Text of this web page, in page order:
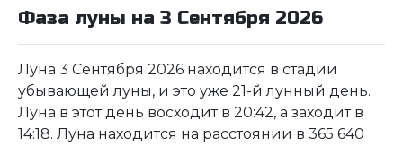
Фаза луны на 3 Сентября 2026
Луна 3 Сентября 2026 находится в стадии
убывающей луны, и это уже 21-й лунный день.
Луна в этот день восходит в 20:42, а заходит в
14:18. Луна находится на расстоянии в 365 640